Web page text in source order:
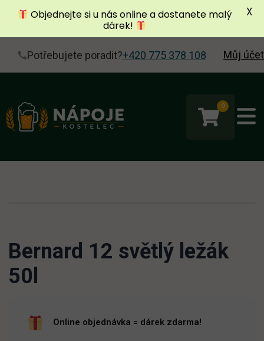
Potřebujete poradit?+420 775 378 108 Můj účet
0
Bernard 12 světlý ležák
50l
Online objednávka = dárek zdarma!
Objednejte si u nás online a dostanete malý
dárek!
X